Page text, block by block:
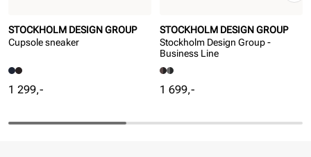
STOCKHOLM DESIGN GROUP
Cupsole sneaker
Pris
1 299,-
STOCKHOLM DESIGN GROUP
Stockholm Design Group -
Business Line
Pris
1 699,-